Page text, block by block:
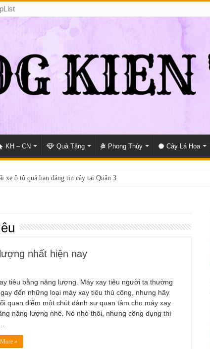
KH – CN Quà Tặng Phong Thủy Cây Lá Hoa
xe ô tô quá hạn đáng tin cậy tại Quận 3
nhất hiện nay
tiêu bằng năng lượng. Máy xay tiêu người ta thường
đến những loại máy xay tiêu thủ công, nhưng hãy
quan điểm một chút dành sự quan tâm cho máy xay
năng lượng nhé. Nó nhỏ thôi, nhưng công dụng thì
»